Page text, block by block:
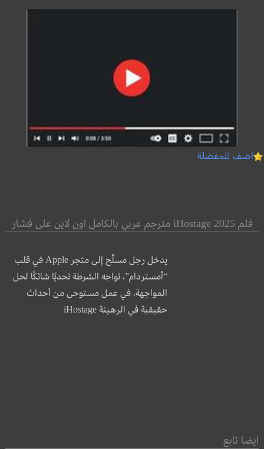
اضف للمفضلة
فلم iHostage 2025 مترجم عربي بالكامل اون لاين على فشار
يدخل رجل مسلّح إلى متجر Apple في قلب
“أمستردام”، تواجه الشرطة تحديًا شائكًا لحل
المواجهة، في عمل مستوحى من أحداث
حقيقية في الرهينة iHostage
ايضا تابع